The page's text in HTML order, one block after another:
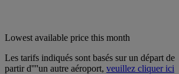
Lowest available price this month
Les tarifs indiqués sont basés sur un départ de
partir d''''un autre aéroport, veuillez cliquer ici